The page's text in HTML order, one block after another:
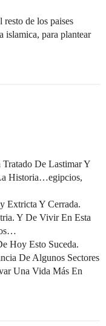
resto de los paises
islamica, para plantear
De Lastimar Y
Historia…egipcios,
Extricta Y Cerrada.
Y De Vivir En Esta
Hoy Esto Suceda.
De Algunos Sectores
Una Vida Más En